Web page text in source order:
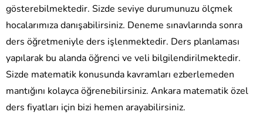
gösterebilmektedir. Sizde seviye durumunuzu ölçmek
hocalarımıza danışabilirsiniz. Deneme sınavlarında sonra
ders öğretmeniyle ders işlenmektedir. Ders planlaması
yapılarak bu alanda öğrenci ve veli bilgilendirilmektedir.
Sizde matematik konusunda kavramları ezberlemeden
mantığını kolayca öğrenebilirsiniz. Ankara matematik özel
ders fiyatları için bizi hemen arayabilirsiniz.